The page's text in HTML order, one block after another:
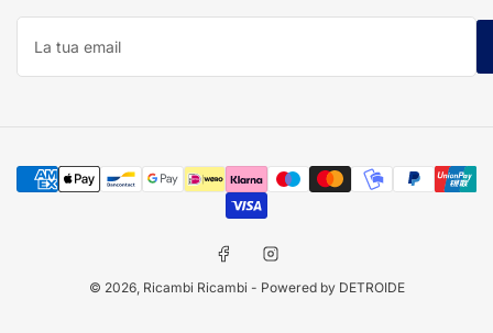
La
tua
Modalità
di
pagamento
FacebookInstagram
© 2026, Ricambi Ricambi - Powered by DETROIDE